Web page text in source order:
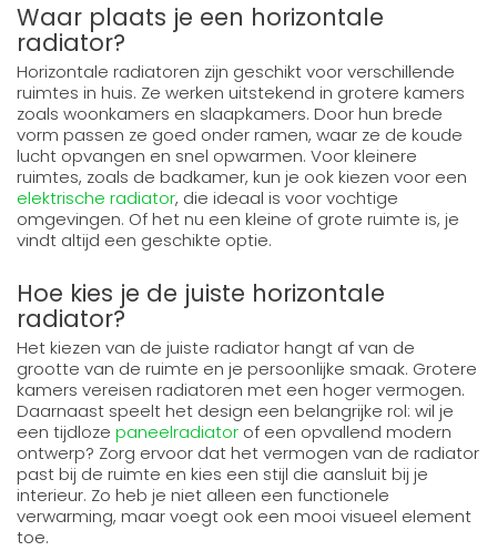
Waar plaats je een horizontale
radiator?
Horizontale radiatoren zijn geschikt voor verschillende
ruimtes in huis. Ze werken uitstekend in grotere kamers
zoals woonkamers en slaapkamers. Door hun brede
vorm passen ze goed onder ramen, waar ze de koude
lucht opvangen en snel opwarmen. Voor kleinere
ruimtes, zoals de badkamer, kun je ook kiezen voor een
elektrische radiator, die ideaal is voor vochtige
omgevingen. Of het nu een kleine of grote ruimte is, je
vindt altijd een geschikte optie.
Hoe kies je de juiste horizontale
radiator?
Het kiezen van de juiste radiator hangt af van de
grootte van de ruimte en je persoonlijke smaak. Grotere
kamers vereisen radiatoren met een hoger vermogen.
Daarnaast speelt het design een belangrijke rol: wil je
een tijdloze paneelradiator of een opvallend modern
ontwerp? Zorg ervoor dat het vermogen van de radiator
past bij de ruimte en kies een stijl die aansluit bij je
interieur. Zo heb je niet alleen een functionele
verwarming, maar voegt ook een mooi visueel element
toe.